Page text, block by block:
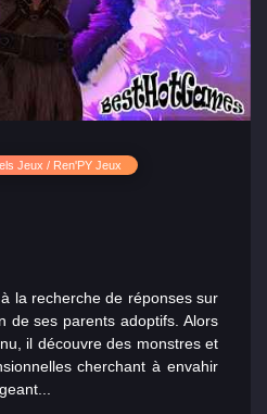
Jeux / Ren'PY Jeux
la recherche de réponses sur
de ses parents adoptifs. Alors
il découvre des monstres et
cherchant à envahir